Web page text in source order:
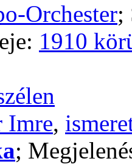
Orchester;
1910
Imre,
;